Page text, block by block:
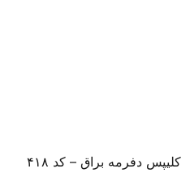
کلیپس دفرمه براق – کد ۴۱۸